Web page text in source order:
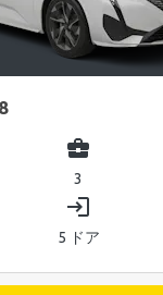
business_center
3
login
5 ドア